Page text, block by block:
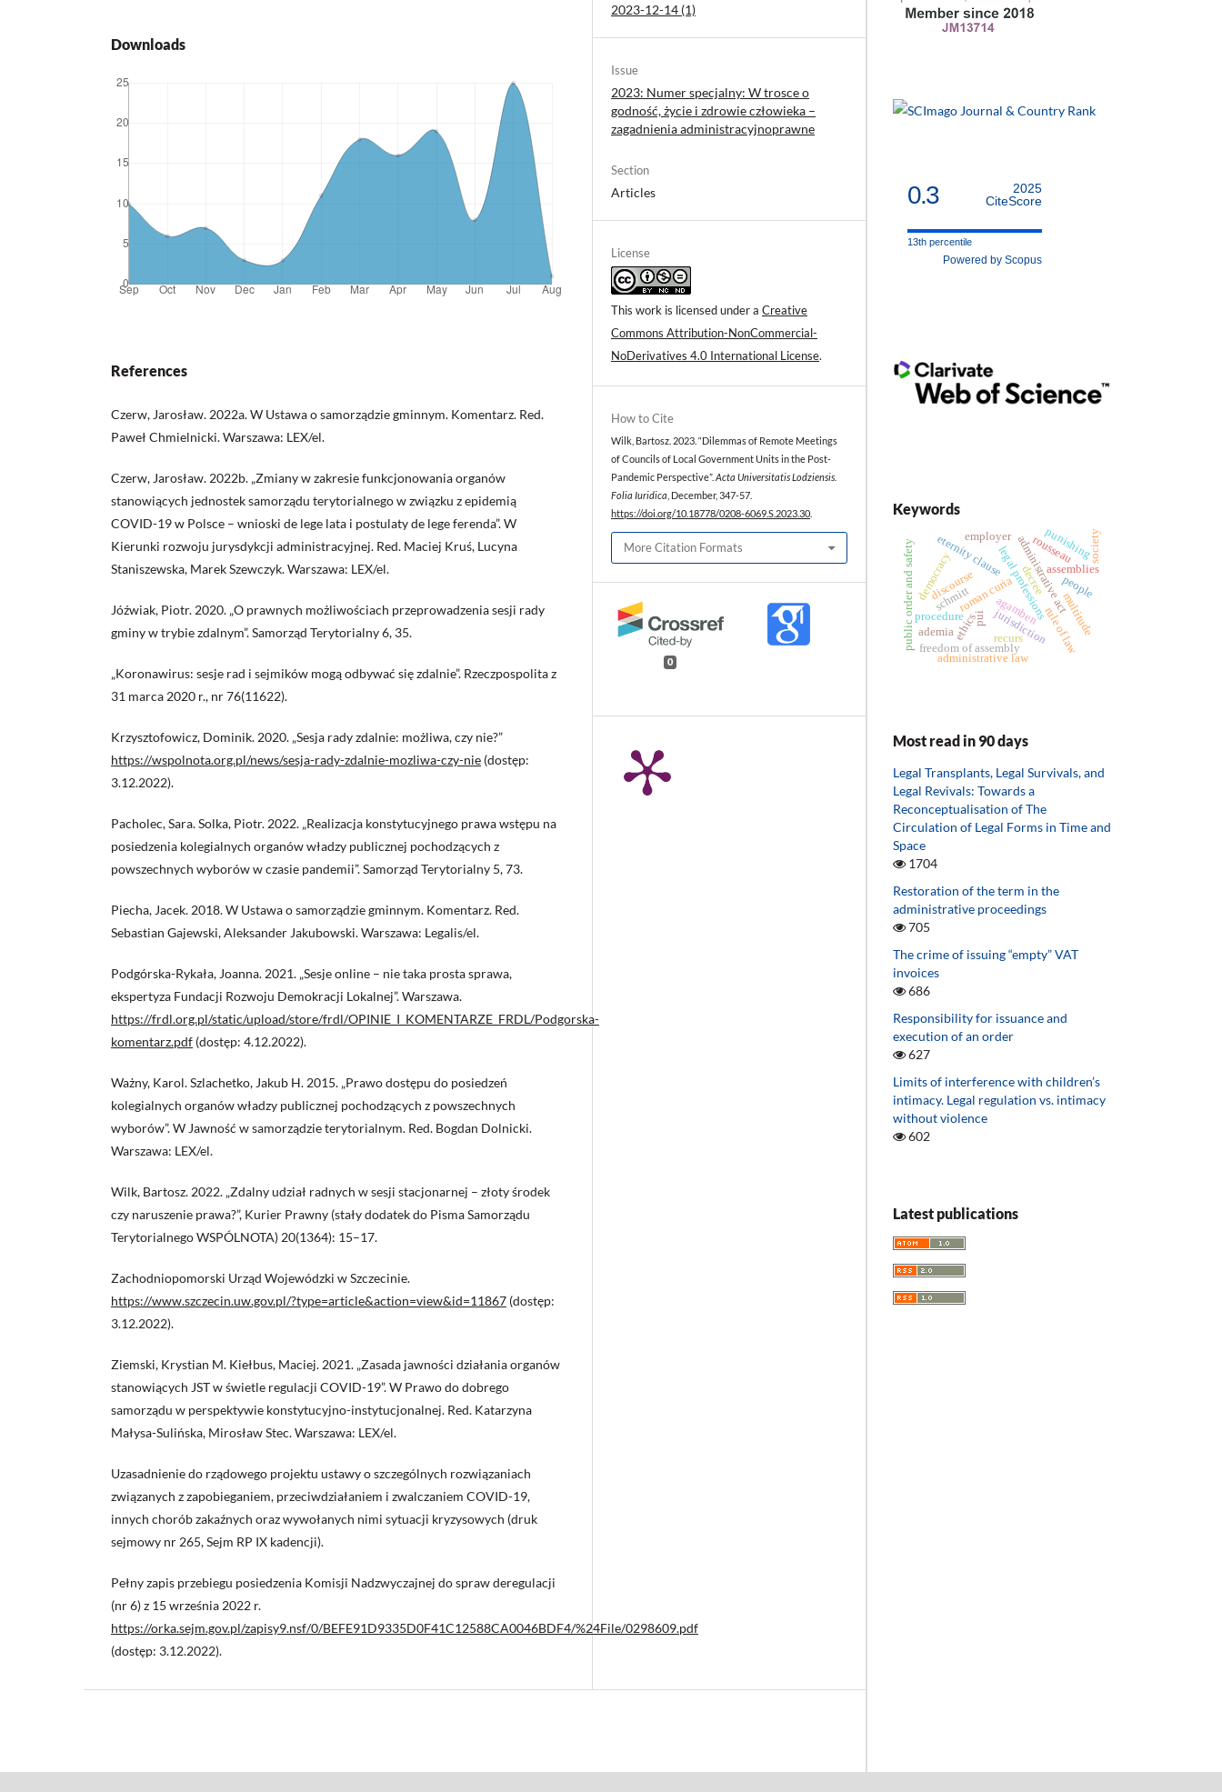
Downloads
References
Czerw, Jarosław. 2022a. W Ustawa o samorządzie gminnym. Komentarz. Red.
Paweł Chmielnicki. Warszawa: LEX/el.
Czerw, Jarosław. 2022b. „Zmiany w zakresie funkcjonowania organów
stanowiących jednostek samorządu terytorialnego w związku z epidemią
COVID-19 w Polsce – wnioski de lege lata i postulaty de lege ferenda”. W
Kierunki rozwoju jurysdykcji administracyjnej. Red. Maciej Kruś, Lucyna
Staniszewska, Marek Szewczyk. Warszawa: LEX/el.
Jóźwiak, Piotr. 2020. „O prawnych możliwościach przeprowadzenia sesji rady
gminy w trybie zdalnym”. Samorząd Terytorialny 6, 35.
„Koronawirus: sesje rad i sejmików mogą odbywać się zdalnie”. Rzeczpospolita z
31 marca 2020 r., nr 76(11622).
Krzysztofowicz, Dominik. 2020. „Sesja rady zdalnie: możliwa, czy nie?”
https://wspolnota.org.pl/news/sesja-rady-zdalnie-mozliwa-czy-nie (dostęp:
3.12.2022).
Pacholec, Sara. Solka, Piotr. 2022. „Realizacja konstytucyjnego prawa wstępu na
posiedzenia kolegialnych organów władzy publicznej pochodzących z
powszechnych wyborów w czasie pandemii”. Samorząd Terytorialny 5, 73.
Piecha, Jacek. 2018. W Ustawa o samorządzie gminnym. Komentarz. Red.
Sebastian Gajewski, Aleksander Jakubowski. Warszawa: Legalis/el.
Podgórska-Rykała, Joanna. 2021. „Sesje online – nie taka prosta sprawa,
ekspertyza Fundacji Rozwoju Demokracji Lokalnej”. Warszawa.
https://frdl.org.pl/static/upload/store/frdl/OPINIE_I_KOMENTARZE_FRDL/Podgorska-
komentarz.pdf (dostęp: 4.12.2022).
Ważny, Karol. Szlachetko, Jakub H. 2015. „Prawo dostępu do posiedzeń
kolegialnych organów władzy publicznej pochodzących z powszechnych
wyborów”. W Jawność w samorządzie terytorialnym. Red. Bogdan Dolnicki.
Warszawa: LEX/el.
Wilk, Bartosz. 2022. „Zdalny udział radnych w sesji stacjonarnej – złoty środek
czy naruszenie prawa?”, Kurier Prawny (stały dodatek do Pisma Samorządu
Terytorialnego WSPÓLNOTA) 20(1364): 15–17.
Zachodniopomorski Urząd Wojewódzki w Szczecinie.
https://www.szczecin.uw.gov.pl/?type=article&action=view&id=11867 (dostęp:
3.12.2022).
Ziemski, Krystian M. Kiełbus, Maciej. 2021. „Zasada jawności działania organów
stanowiących JST w świetle regulacji COVID-19”. W Prawo do dobrego
samorządu w perspektywie konstytucyjno-instytucjonalnej. Red. Katarzyna
Małysa-Sulińska, Mirosław Stec. Warszawa: LEX/el.
Uzasadnienie do rządowego projektu ustawy o szczególnych rozwiązaniach
związanych z zapobieganiem, przeciwdziałaniem i zwalczaniem COVID-19,
innych chorób zakaźnych oraz wywołanych nimi sytuacji kryzysowych (druk
sejmowy nr 265, Sejm RP IX kadencji).
Pełny zapis przebiegu posiedzenia Komisji Nadzwyczajnej do spraw deregulacji
(nr 6) z 15 września 2022 r.
https://orka.sejm.gov.pl/zapisy9.nsf/0/BEFE91D9335D0F41C12588CA0046BDF4/%24File/0298609.pdf
(dostęp: 3.12.2022).
2023-12-14 (1)
Issue
2023: Numer specjalny: W trosce o
godność, życie i zdrowie człowieka –
zagadnienia administracyjnoprawne
Section
Articles
License
This work is licensed under a Creative
Commons Attribution-NonCommercial-
NoDerivatives 4.0 International License.
How to Cite
Wilk, Bartosz. 2023. “Dilemmas of Remote Meetings
of Councils of Local Government Units in the Post-
Pandemic Perspective”. Acta Universitatis Lodziensis.
Folia Iuridica , December, 347-57.
https://doi.org/10.18778/0208-6069.S.2023.30
More Citation Formats
0
0.3
2025
CiteScore
13th percentile
Powered by Scopus
Keywords
ethics
legal professions
discourse
jurisdiction
recurs
roman curiadecree
administrative act
procedure
democracy
rule of law
eternity clause assemblies
freedom of assembly
administrative law
public order and safety agamben
ademia
people
multitude
rousseau
schmitt
punishing
employer
pui
society
Most read in 90 days
Legal Transplants, Legal Survivals, and
Legal Revivals: Towards a
Reconceptualisation of The
Circulation of Legal Forms in Time and
Space
1704
Restoration of the term in the
administrative proceedings
705
The crime of issuing “empty” VAT
invoices
686
Responsibility for issuance and
execution of an order
627
Limits of interference with children’s
intimacy. Legal regulation vs. intimacy
without violence
602
Latest publications